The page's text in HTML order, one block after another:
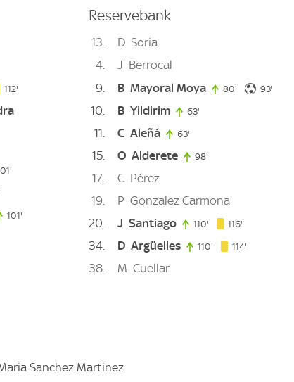
minute
112'
101'
Reservebank
13 D Soria
4
J Berrocal
9
B Mayoral Moya 80' 80. minute
93'
10 B Yildirim 63'
11 C Aleñá 63'
15 O Alderete 98'
17 C Pérez
19
P Gonzalez Carmona
20
J Santiago 110' 110. minute
116'
34 D Argüelles 110' 110. minute
114'
38 M Cuellar
Sanchez Martinez